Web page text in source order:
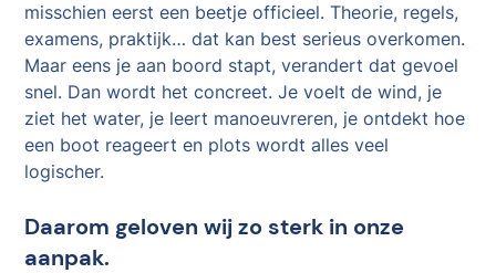
misschien eerst een beetje officieel. Theorie, regels,
examens, praktijk… dat kan best serieus overkomen.
Maar eens je aan boord stapt, verandert dat gevoel
snel. Dan wordt het concreet. Je voelt de wind, je
ziet het water, je leert manoeuvreren, je ontdekt hoe
een boot reageert en plots wordt alles veel
logischer.
Daarom geloven wij zo sterk in onze
aanpak.